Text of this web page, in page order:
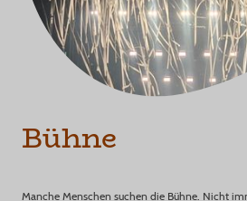
Bühne
Manche Menschen suchen die Bühne. Nicht